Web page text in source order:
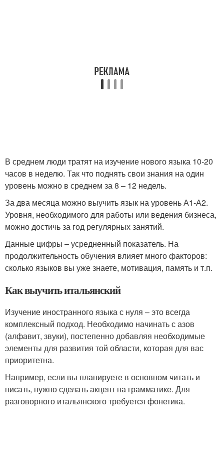
В среднем люди тратят на изучение нового языка 10-20
часов в неделю. Так что поднять свои знания на один
уровень можно в среднем за 8 – 12 недель.
За два месяца можно выучить язык на уровень А1-А2.
Уровня, необходимого для работы или ведения бизнеса,
можно достичь за год регулярных занятий.
Данные цифры – усредненный показатель. На
продолжительность обучения влияет много факторов:
сколько языков вы уже знаете, мотивация, память и т.п.
Как выучить итальянский
Изучение иностранного языка с нуля – это всегда
комплексный подход. Необходимо начинать с азов
(алфавит, звуки), постепенно добавляя необходимые
элементы для развития той области, которая для вас
приоритетна.
Например, если вы планируете в основном читать и
писать, нужно сделать акцент на грамматике. Для
разговорного итальянского требуется фонетика.